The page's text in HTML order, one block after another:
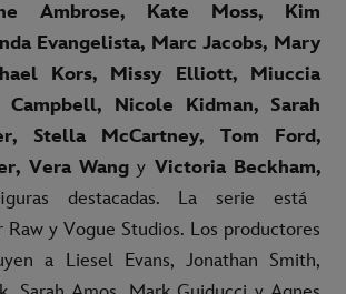
Ambrose, Kate Moss,
Kim
Evangelista, Marc Jacobs, Mary
Kors, Missy Elliott, Miuccia
Campbell, Nicole Kidman, Sarah
Stella McCartney, Tom Ford,
Vera Wangy Victoria Beckham,
destacadas. La serie está
Raw y Vogue Studios. Los productores
a Liesel Evans, Jonathan Smith,